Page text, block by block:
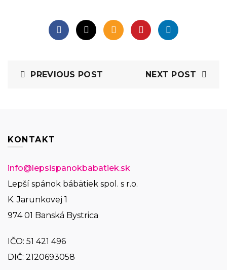
PREVIOUS POST NEXT POST
KONTAKT
info@lepsispanokbabatiek.sk
Lepší spánok bábätiek spol. s r.o.
K. Jarunkovej 1
974 01 Banská Bystrica
IČO: 51 421 496
DIČ: 2120693058